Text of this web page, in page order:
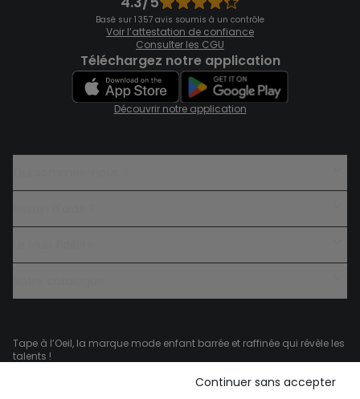
Basé sur 1 357 avis soumis à un contrôle
Voir l’attestation de confiance
Consulter les CGU
Téléchargez notre application
Découvrir notre application
Tape à l’Oeil, la marque mode enfant barrée et raffinée qui révèle les
talents !
Du t-shirt manches longues à paillettes au pull grosse maille en
Continuer sans accepter